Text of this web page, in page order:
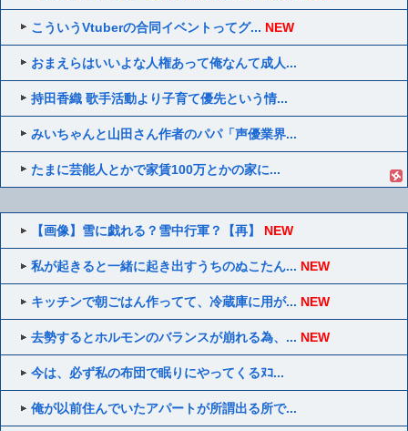
こういうVtuberの合同イベントってグ... NEW
おまえらはいいよな人権あって俺なんて成人...
持田香織 歌手活動より子育て優先という情...
みいちゃんと山田さん作者のパパ「声優業界...
たまに芸能人とかで家賃100万とかの家に...
【画像】雪に戯れる？雪中行軍？【再】 NEW
私が起きると一緒に起き出すうちのぬこたん... NEW
キッチンで朝ごはん作ってて、冷蔵庫に用が... NEW
去勢するとホルモンのバランスが崩れる為、... NEW
今は、必ず私の布団で眠りにやってくるﾇｺ...
俺が以前住んでいたアパートが所謂出る所で...